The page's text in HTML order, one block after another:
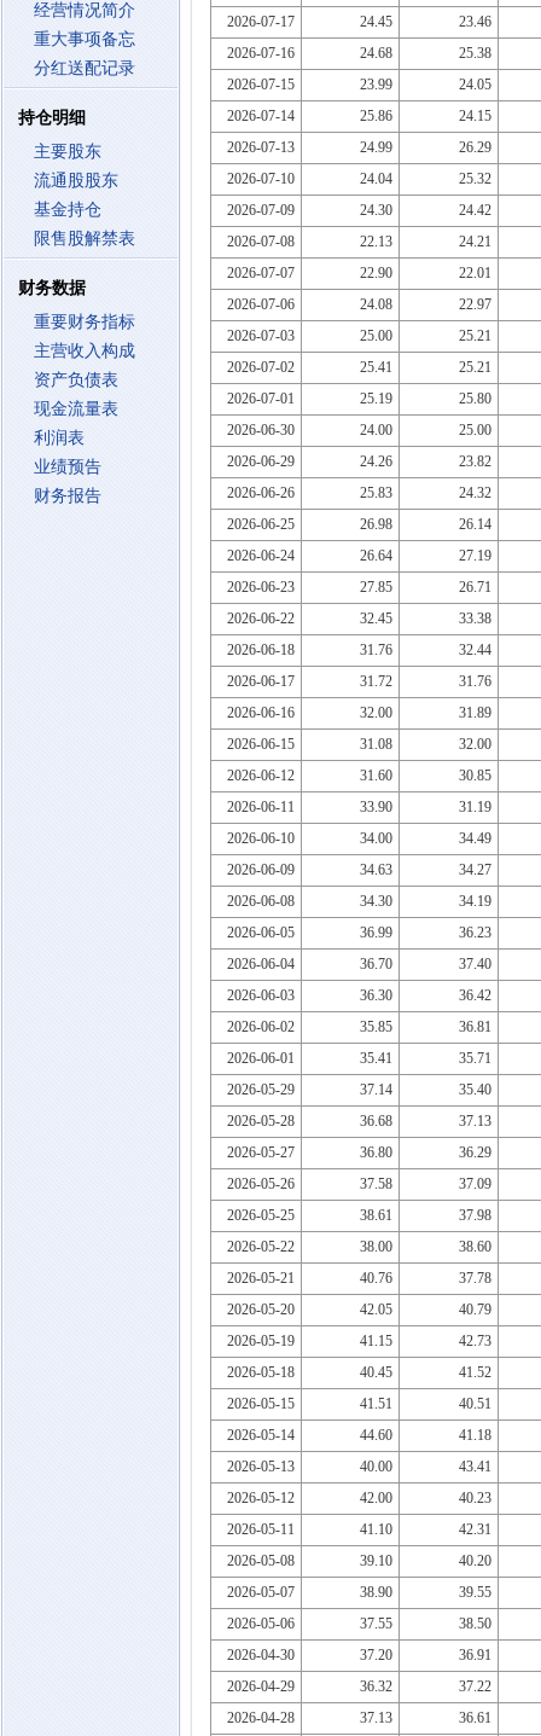
经营情况简介
重大事项备忘
分红送配记录
持仓明细
主要股东
流通股股东
基金持仓
限售股解禁表
财务数据
重要财务指标
主营收入构成
资产负债表
现金流量表
利润表
业绩预告
财务报告
2026-07-17
24.45
23.46
2026-07-16
24.68
25.38
2026-07-15
23.99
24.05
2026-07-14
25.86
24.15
2026-07-13
24.99
26.29
2026-07-10
24.04
25.32
2026-07-09
24.30
24.42
2026-07-08
22.13
24.21
2026-07-07
22.90
22.01
2026-07-06
24.08
22.97
2026-07-03
25.00
25.21
2026-07-02
25.41
25.21
2026-07-01
25.19
25.80
2026-06-30
24.00
25.00
2026-06-29
24.26
23.82
2026-06-26
25.83
24.32
2026-06-25
26.98
26.14
2026-06-24
26.64
27.19
2026-06-23
27.85
26.71
2026-06-22
32.45
33.38
2026-06-18
31.76
32.44
2026-06-17
31.72
31.76
2026-06-16
32.00
31.89
2026-06-15
31.08
32.00
2026-06-12
31.60
30.85
2026-06-11
33.90
31.19
2026-06-10
34.00
34.49
2026-06-09
34.63
34.27
2026-06-08
34.30
34.19
2026-06-05
36.99
36.23
2026-06-04
36.70
37.40
2026-06-03
36.30
36.42
2026-06-02
35.85
36.81
2026-06-01
35.41
35.71
2026-05-29
37.14
35.40
2026-05-28
36.68
37.13
2026-05-27
36.80
36.29
2026-05-26
37.58
37.09
2026-05-25
38.61
37.98
2026-05-22
38.00
38.60
2026-05-21
40.76
37.78
2026-05-20
42.05
40.79
2026-05-19
41.15
42.73
2026-05-18
40.45
41.52
2026-05-15
41.51
40.51
2026-05-14
44.60
41.18
2026-05-13
40.00
43.41
2026-05-12
42.00
40.23
2026-05-11
41.10
42.31
2026-05-08
39.10
40.20
2026-05-07
38.90
39.55
2026-05-06
37.55
38.50
2026-04-30
37.20
36.91
2026-04-29
36.32
37.22
2026-04-28
37.13
36.61